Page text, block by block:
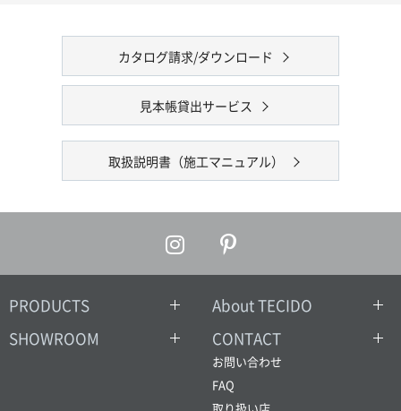
カタログ請求/ダウンロード
見本帳貸出サービス
取扱説明書（施工マニュアル）
PRODUCTS
About TECIDO
SHOWROOM
CONTACT
お問い合わせ
FAQ